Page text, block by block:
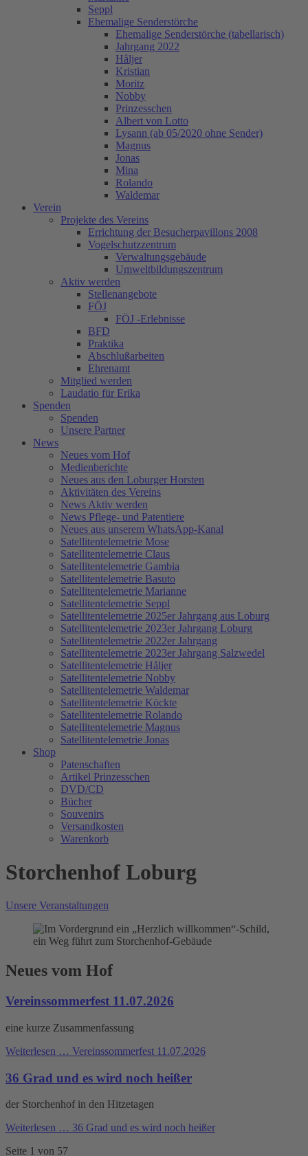
Seppl
Ehemalige Senderstörche
Ehemalige Senderstörche (tabellarisch)
Jahrgang 2022
Håljer
Kristian
Moritz
Nobby
Prinzesschen
Albert von Lotto
Lysann (ab 05/2020 ohne Sender)
Magnus
Jonas
Mina
Rolando
Waldemar
Verein
Projekte des Vereins
Errichtung der Besucherpavillons 2008
Vogelschutzzentrum
Verwaltungsgebäude
Umweltbildungszentrum
Aktiv werden
Stellenangebote
FÖJ
FÖJ -Erlebnisse
BFD
Praktika
Abschlußarbeiten
Ehrenamt
Mitglied werden
Laudatio für Erika
Spenden
Spenden
Unsere Partner
News
Neues vom Hof
Medienberichte
Neues aus den Loburger Horsten
Aktivitäten des Vereins
News Aktiv werden
News Pflege- und Patentiere
Neues aus unserem WhatsApp-Kanal
Satellitentelemetrie Mose
Satellitentelemetrie Claus
Satellitentelemetrie Gambia
Satellitentelemetrie Basuto
Satellitentelemetrie Marianne
Satellitentelemetrie Seppl
Satellitentelemetrie 2025er Jahrgang aus Loburg
Satellitentelemetrie 2023er Jahrgang Loburg
Satellitentelemetrie 2022er Jahrgang
Satellitentelemetrie 2023er Jahrgang Salzwedel
Satellitentelemetrie Håljer
Satellitentelemetrie Nobby
Satellitentelemetrie Waldemar
Satellitentelemetrie Köckte
Satellitentelemetrie Rolando
Satellitentelemetrie Magnus
Satellitentelemetrie Jonas
Shop
Patenschaften
Artikel Prinzesschen
DVD/CD
Bücher
Souvenirs
Versandkosten
Warenkorb
Storchenhof Loburg
Unsere Veranstaltungen
Neues vom Hof
Vereinssommerfest 11.07.2026
eine kurze Zusammenfassung
Weiterlesen … Vereinssommerfest 11.07.2026
36 Grad und es wird noch heißer
der Storchenhof in den Hitzetagen
Weiterlesen … 36 Grad und es wird noch heißer
Seite 1 von 57